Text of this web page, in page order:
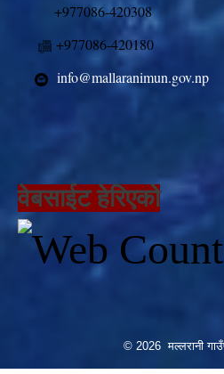
+977086-420308
+977086-
info@mallaranimun.gov.np
वेबसाईट हेरिएको
© 2026 मल्लरानी